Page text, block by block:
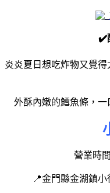
✔️
炎炎夏日想吃炸物又覺
外酥內嫩的鱈魚條，一
營業時
📍金門縣金湖鎮小